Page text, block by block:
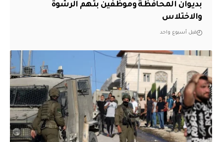
بديوان المحافظة وموظفين بتهم الرشوة
والاختلاس
قبل أسبوع واحد